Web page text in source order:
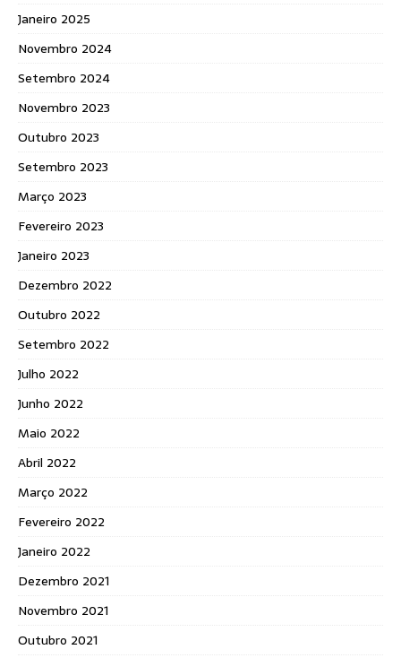
Janeiro 2025
Novembro 2024
Setembro 2024
Novembro 2023
Outubro 2023
Setembro 2023
Março 2023
Fevereiro 2023
Janeiro 2023
Dezembro 2022
Outubro 2022
Setembro 2022
Julho 2022
Junho 2022
Maio 2022
Abril 2022
Março 2022
Fevereiro 2022
Janeiro 2022
Dezembro 2021
Novembro 2021
Outubro 2021